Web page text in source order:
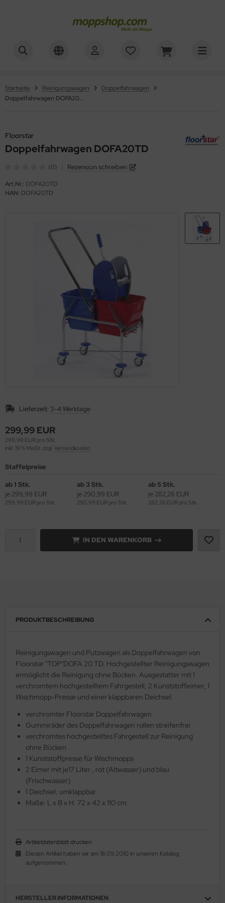
Startseite Reinigungswagen
Doppelfahrwagen
Doppelfahrwagen DOFA20TD
Floorstar
Doppelfahrwagen DOFA20TD
(0) Rezension schreiben
Art.Nr.: DOFA20TD
HAN: DOFA20TD
Lieferzeit: 3-4 Werktage
299,99 EUR
299,99 EUR pro Stk.
inkl. 19 % MwSt. zzgl. Versandkosten
Staffelpreise
ab 1 Stk.
je 299,99 EUR
299,99 EUR pro Stk.
ab 3 Stk.
je 290,99 EUR
290,99 EUR pro Stk.
ab 5 Stk.
je 282,26 EUR
282,26 EUR pro Stk.
IN DEN WARENKORB
PRODUKTBESCHREIBUNG
Reinigungswagen und Putzwagen als Doppelfahrwagen von
Floorstar "TOP"DOFA 20 TD. Hochgestellter Reinigungswagen
ermöglicht die Reinigung ohne Bücken. Ausgestatter mit 1
verchromtem hochgestelltem Fahrgestell, 2 Kunststoffeimer, 1
Wischmopp-Presse und einer klappbaren Deichsel.
verchromter Floorstar Doppelfahrwagen
Gummiräder des Doppelfahrwagen rollen streifenfrei
verchromtes hochgestelltes Fahrgestell zur Reinigung
ohne Bücken
1 Kunststoffpresse für Wischmopps
2 Eimer mit je17 Liter , rot (Altwasser) und blau
(Frischwasser)
1 Deichsel, umklappbar
Maße: L x B x H: 72 x 42 x 110 cm
Artikeldatenblatt drucken
Diesen Artikel haben wir am 18.09.2010 in unseren Katalog
aufgenommen.
HERSTELLER INFORMATIONEN
Halter, Klemmen